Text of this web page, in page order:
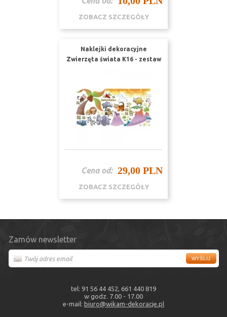
ZOBACZ SZCZEGÓŁY
Naklejki dekoracyjne
Zwierzęta świata K16 - zestaw
Cena od: 29,00 PLN
ZOBACZ SZCZEGÓŁY
Zamów newsletter
tel: 91 56 44 452, 661 440 819
w godz. 7.00 - 17.00
e-mail: biuro@wikam-dekoracje.pl